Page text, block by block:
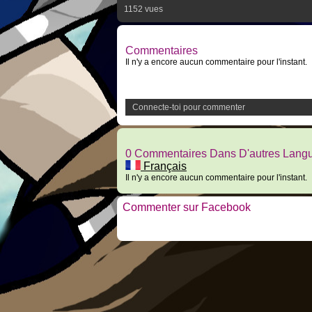
1152 vues
Commentaires
Il n'y a encore aucun commentaire pour l'instant.
Connecte-toi pour commenter
0 Commentaires Dans D'autres
Français
Il n'y a encore aucun commentaire pour l'instant.
Commenter sur Facebook